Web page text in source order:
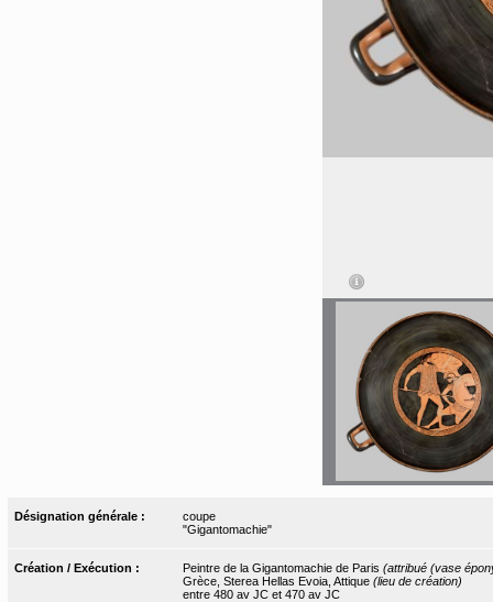
Désignation générale :
coupe
"Gigantomachie"
Création / Exécution : Peintre de la Gigantomachie de Paris (attribué (vase
Grèce, Sterea Hellas Evoia, Attique (lieu de création)
entre 480 av JC et 470 av JC